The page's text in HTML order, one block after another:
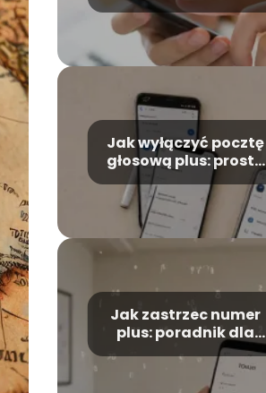
Jak wyłączyć pocztę
głosową plus: prosta
instrukcja
Jak zastrzec numer
plus: poradnik dla
bezpieczeństwa